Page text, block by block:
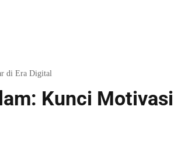
di Era Digital
Kunci Motivasi